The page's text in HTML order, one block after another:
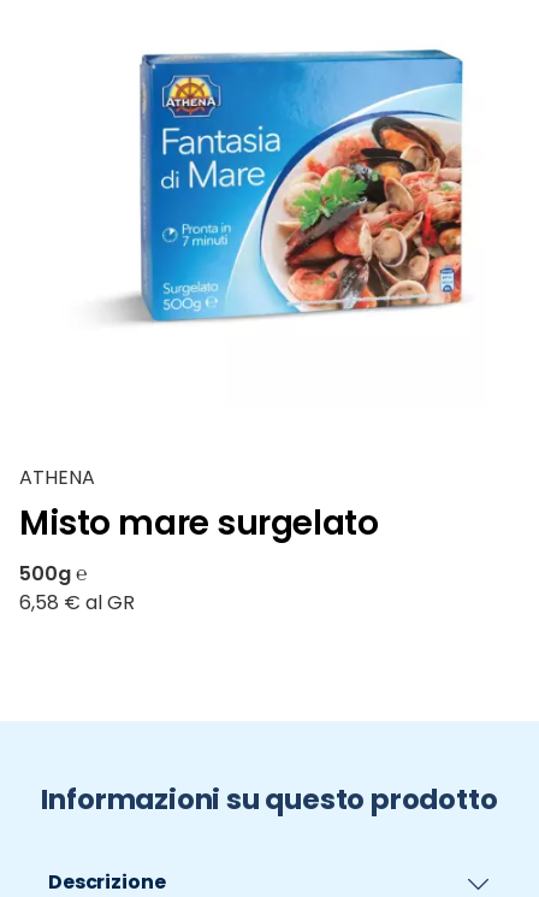
ATHENA
Misto mare surgelato
500g ℮
6,58 € al GR
Informazioni su questo prodotto
Descrizione